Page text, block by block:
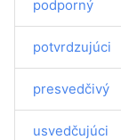
podporný
potvrdzujúci
presvedčivý
usvedčujúci